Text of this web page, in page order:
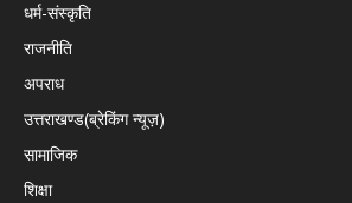
धर्म-संस्कृति
राजनीति
अपराध
उत्तराखण्ड(ब्रेकिंग न्यूज़)
सामाजिक
शिक्षा